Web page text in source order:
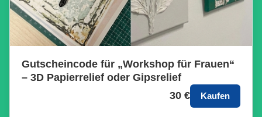
Gutscheincode für „Workshop für Frauen“
– 3D Papierrelief oder Gipsrelief
30 €
Kaufen